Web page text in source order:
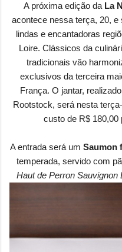
A próxima edição da La
acontece nessa terça, 20,
lindas e encantadoras
Loire. Clássicos da
tradicionais vão
exclusivos da terceira
França. O jantar,
Rootstock, será nesta
custo de R$
A entrada será um Saumon
temperada, servido com
Haut de Perron Sauvignon